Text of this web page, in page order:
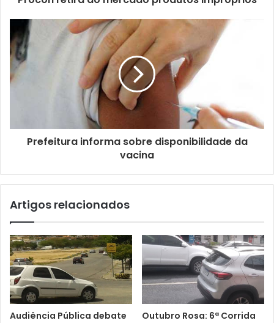
e
e
m
a
i
Prefeitura informa sobre disponibilidade da
vacina
Artigos relacionados
Audiência Pública debate
Outubro Rosa: 6ª Corrida